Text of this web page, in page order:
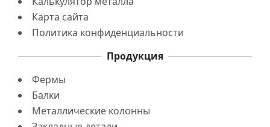
Карта сайта
Политика конфиденциальности
Продукция
Фермы
Балки
Металлические колонны